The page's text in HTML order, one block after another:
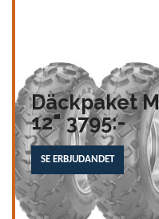
Däckpaket
12" 3795:-
SE ERBJUDANDET